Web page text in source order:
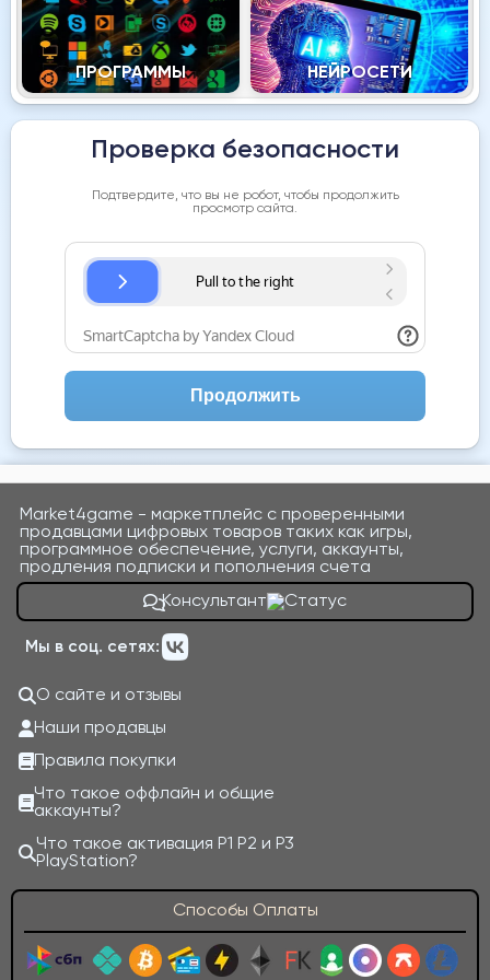
ПРОГРАММЫ НЕЙРОСЕТИ
Проверка безопасности
Подтвердите, что вы не робот, чтобы продолжить
просмотр сайта.
Продолжить
Market4game - маркетплейс с проверенными
продавцами цифровых товаров таких как игры,
программное обеспечение, услуги, аккаунты,
продления подписки и пополнения счета
Консультант
Мы в соц. сетях:
О сайте и отзывы
Наши продавцы
Правила покупки
Что такое оффлайн и общие
аккаунты?
Что такое активация P1 P2 и P3
PlayStation?
Способы Оплаты